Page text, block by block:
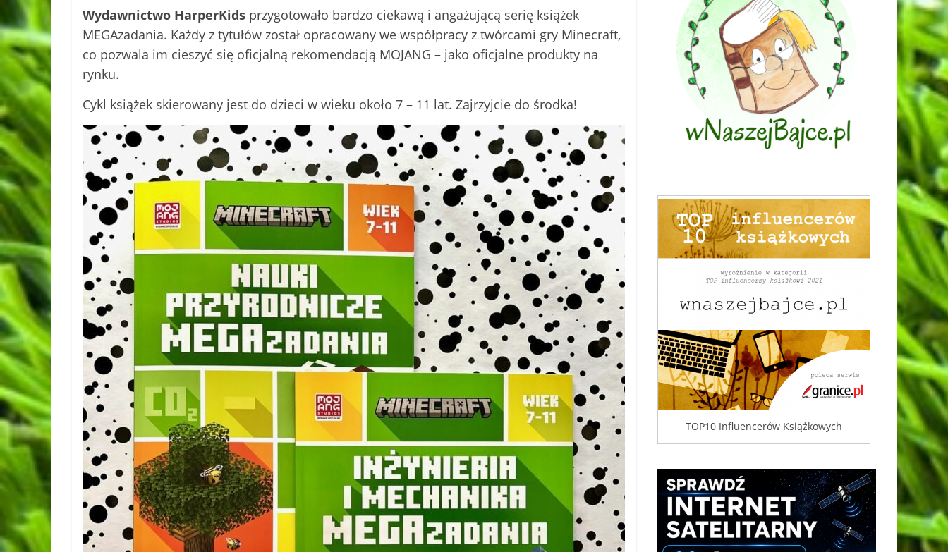
Wydawnictwo HarperKids przygotowało bardzo ciekawą i angażującą serię książek
MEGAzadania. Każdy z tytułów został opracowany we współpracy z twórcami gry Minecraft,
co pozwala im cieszyć się oficjalną rekomendacją MOJANG – jako oficjalne produkty na
rynku.
Cykl książek skierowany jest do dzieci w wieku około 7 – 11 lat. Zajrzyjcie do środka!
TOP10 Influencerów Książkowych